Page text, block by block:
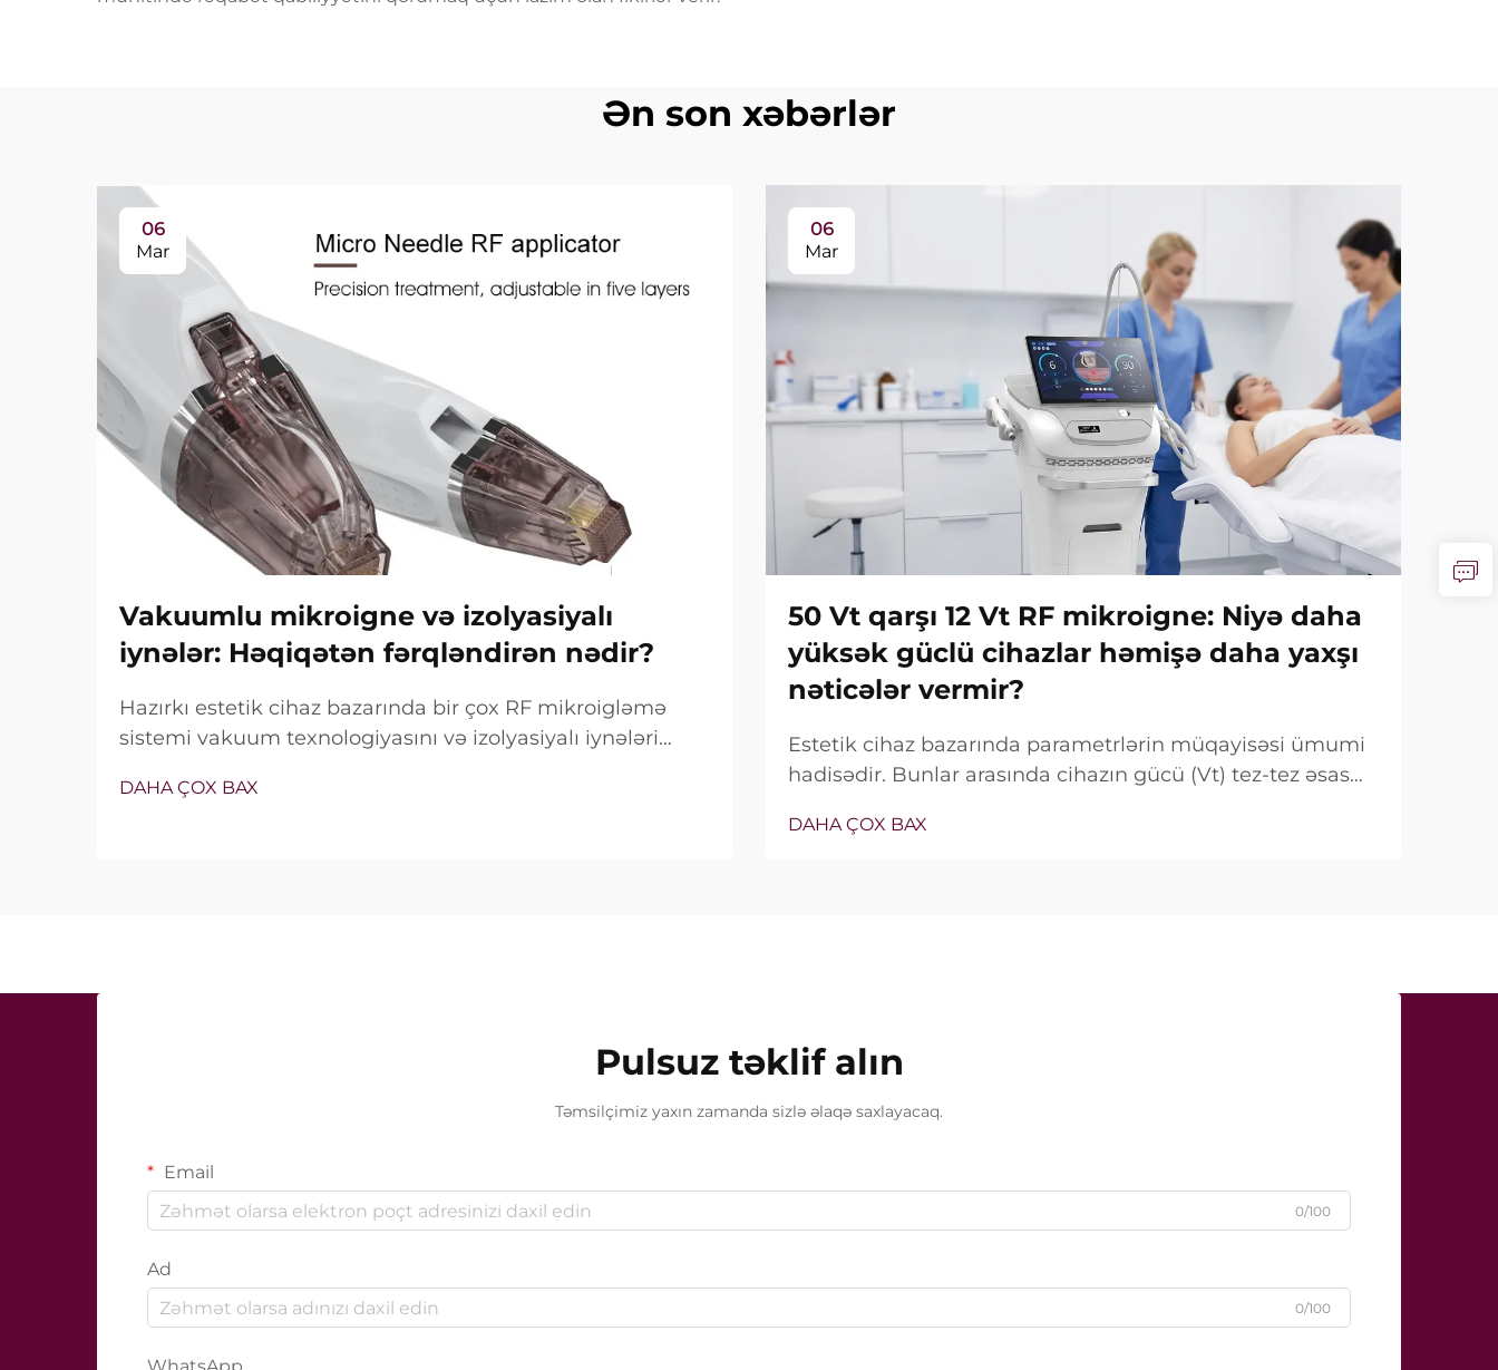
Ən son xəbərlər
06
Mar
Vakuumlu mikroigne və izolyasiyalı
iynələr: Həqiqətən fərqləndirən nədir?
Hazırkı estetik cihaz bazarında bir çox RF mikroigləmə
sistemi vakuum texnologiyasını və izolyasiyalı iynələri
xüsusiyyətlərin mövcud olub-olmaması deyil, onların klinik
DAHA ÇOX BAX
06
Mar
50 Vt qarşı 12 Vt RF mikroigne: Niyə daha
yüksək güclü cihazlar həmişə daha yaxşı
nəticələr vermir?
Estetik cihaz bazarında parametrlərin müqayisəsi ümumi
hadisədir. Bunlar arasında cihazın gücü (Vt) tez-tez əsas
real vəziyyət tamamilə fərqlidir. Çox hallarda belə «güc»...
DAHA ÇOX BAX
Pulsuz təklif alın
Təmsilçimiz yaxın zamanda sizlə əlaqə saxlayacaq.
Email
0/100
Ad
0/100